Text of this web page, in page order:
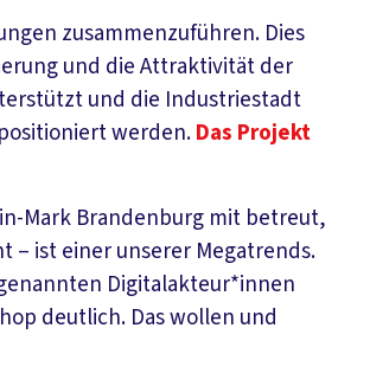
zusammenzuführen. Dies
und die Attraktivität der
und die Industriestadt
werden.Das Projekt
Mark Brandenburg mit betreut,
– ist einer unserer Megatrends.
Digitalakteur*innen
deutlich. Das wollen und